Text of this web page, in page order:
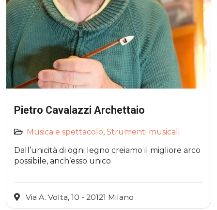
Pietro Cavalazzi Archettaio
Musica e spettacolo, Strumenti musicali
Dall’unicità di ogni legno creiamo il migliore arco
possibile, anch’esso unico
Via A. Volta, 10 - 20121 Milano